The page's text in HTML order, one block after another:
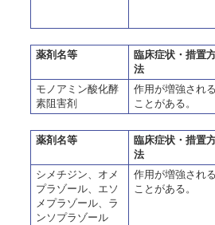
薬剤名等
臨床症状・措置
法
モノアミン酸化酵
素阻害剤
作用が増強される
ことがある。
薬剤名等
臨床症状・措置
法
シメチジン、オメ
プラゾール、エソ
メプラゾール、ラ
ンソプラゾール
作用が増強される
ことがある。